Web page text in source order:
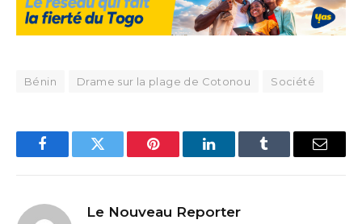
Bénin Drame sur la plage de Cotonou Société
FacebookTwitter Pinterest LinkedInTumblr Email
Le Nouveau Reporter